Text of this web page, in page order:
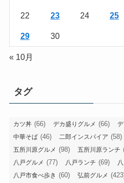
22 23 24 25
29 30
« 10月
タグ
カツ丼 (66) デカ盛りグルメ (66)
中華そば (46) 二郎インスパイア (58)
五所川原グルメ (98) 五所川原ランチ
八戸グルメ (77) 八戸ランチ (69)
八戸市食べ歩き (60) 弘前グルメ